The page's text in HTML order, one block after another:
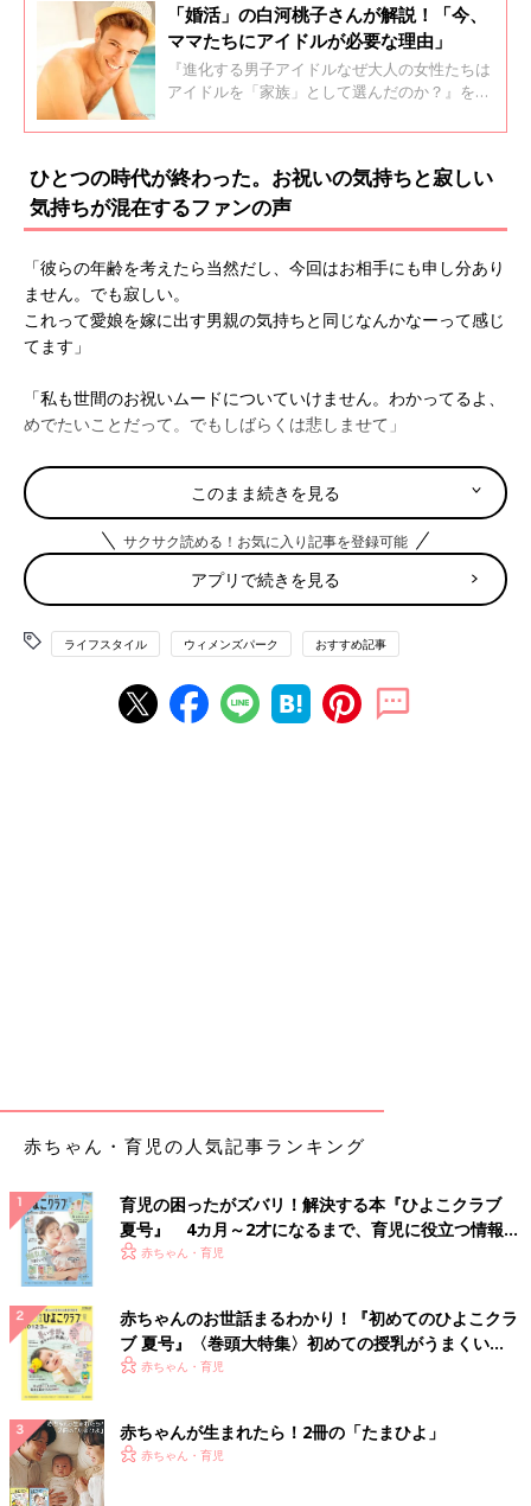
「婚活」の白河桃子さんが解説！「今、
ママたちにアイドルが必要な理由」
『進化する男子アイドルなぜ大人の女性たちは
アイドルを「家族」として選んだのか？』を出
タイルと男子アイドルの進化は切り離せないも
男子アイドルが必要とされているのだとか!?
ひとつの時代が終わった。お祝いの気持ちと寂しい
気持ちが混在するファンの声
「彼らの年齢を考えたら当然だし、今回はお相手にも申し分あり
ません。でも寂しい。
これって愛娘を嫁に出す男親の気持ちと同じなんかなーって感じ
てます」
「私も世間のお祝いムードについていけません。わかってるよ、
めでたいことだって。でもしばらくは悲しませて」
「アイドルが結婚すると毎回『ファンなら祝福して当然！』と声
高になる風潮があるけど、私は言わせてもらいたい。
祝えるか、祝えないか、の二択ではなく『あー、ついに結婚か
ぁ』という、感情もあっていいはず。むしろ、それが普通では」
「ファンならメンバーの幸せを願うのは当たり前です。
でもね、王子様だった存在がいきなり現実をつきつけられたら、
消化に時間がかかるんです。
私は凹んだ時は嵐の曲かけて、元気をもらってきました。今回も
心を奮い立たせようと曲をかけたら、傷に塩状態でした。あー、
でした。だから活動休止はショックだったし、今や５人中３人が
「おめでたい〜と思いつつ、心はションボリ。画面を見ていて、
背後に”妻”が透けて見えそうで……」
「結婚発表直後は『ウィメンズパーク』を開くことができません
でした。
お祝いムード一色になるとわかっていたので。祝えないファンは
真のファンじゃない！ と、言われるようで。
だからこのスレッドは、私の気持ちを代弁してくれているよう
で、ホッとしました。今は思う存分、悲しみたいと思います。
心から『おめでとう！』と、言える日が来ることを信じて」
このまま続きを見る
サクサク読める！お気に入り記事を登録可能
アプリで続きを見る
ライフスタイル ウィメンズパーク おすすめ記事
赤ちゃん・育児の人気記事ランキング
育児の困ったがズバリ！解決する本『ひよこクラブ
夏号』 4カ月～2才になるまで、育児に役立つ情報が
いっぱい！
赤ちゃん・育児
赤ちゃんのお世話まるわかり！『初めてのひよこクラ
ブ 夏号』〈巻頭大特集〉初めての授乳がうまくい
く！ おっぱい・ミルクの基本と夏のトラブル 解決テ
赤ちゃん・育児
赤ちゃんが生まれたら！2冊の「たまひよ」
赤ちゃん・育児